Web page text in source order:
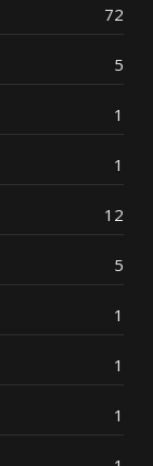
72
5
1
1
12
5
1
1
1